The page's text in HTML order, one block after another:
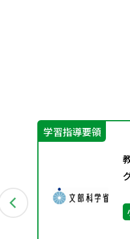
学習指導要領